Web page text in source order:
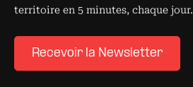
territoire en 5 minutes, chaque jour.
Recevoir la Newsletter